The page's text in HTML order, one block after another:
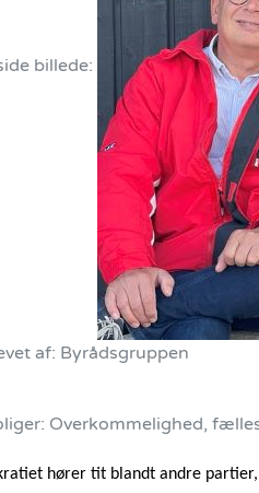
billede:
af: Byrådsgruppen
Overkommelighed,
hører tit blandt andre